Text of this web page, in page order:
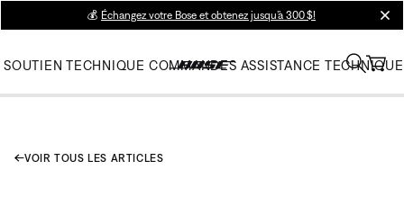
💰 Échangez votre Bose et obtenez jusqu’à 300 $!
SOUTIEN TECHNIQUE COMMANDES ASSISTANCE TECHNIQUE
VOIR TOUS LES ARTICLES